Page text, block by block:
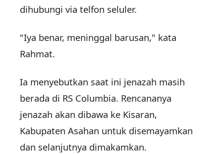
dihubungi via telfon seluler.
"Iya benar, meninggal barusan," kata
Rahmat.
Ia menyebutkan saat ini jenazah masih
berada di RS Columbia. Rencananya
jenazah akan dibawa ke Kisaran,
Kabupaten Asahan untuk disemayamkan
dan selanjutnya dimakamkan.